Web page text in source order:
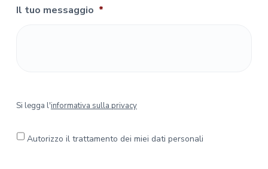
Il tuo messaggio *
S
e
Si legga l'informativa sulla privacy
Autorizzo il trattamento dei miei dati personali